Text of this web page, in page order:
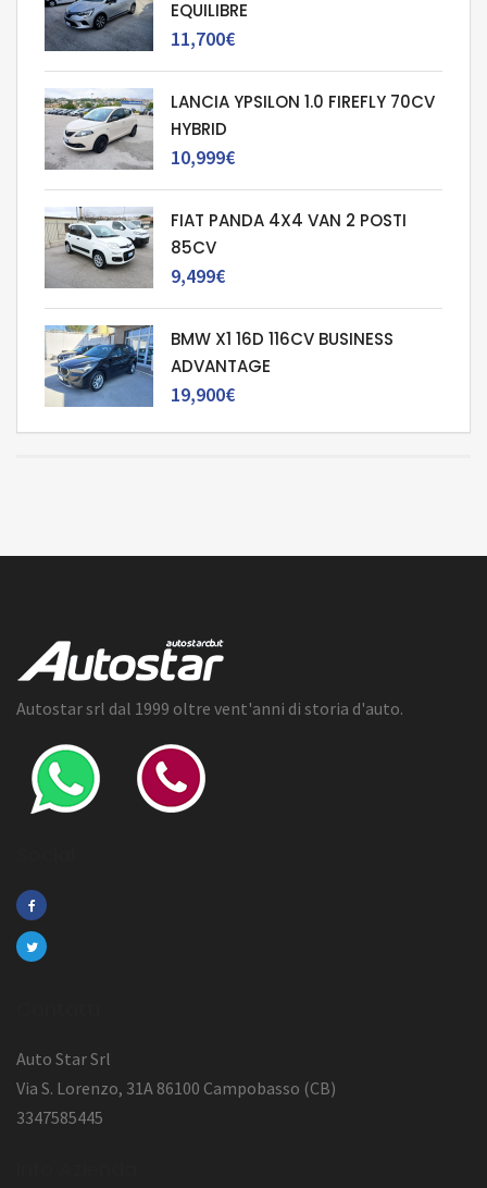
EQUILIBRE
11,700€
LANCIA YPSILON 1.0 FIREFLY 70CV
HYBRID
10,999€
FIAT PANDA 4X4 VAN 2 POSTI
85CV
9,499€
BMW X1 16D 116CV BUSINESS
ADVANTAGE
19,900€
Autostar srl dal 1999 oltre vent'anni di storia d'auto.
Auto Star Srl
Via S. Lorenzo, 31A 86100 Campobasso (CB)
3347585445